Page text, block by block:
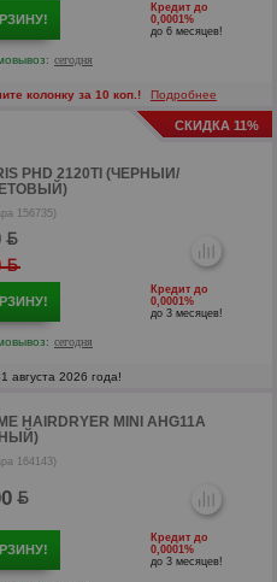
р
р
Кредит до
0,0001%
до 6 месяцев!
сегодня
колонку за 10 коп.! Подробнее
СКИДКА 11%
PHD 2120TI (ЧЕРНЫЙ/
156735)
Кредит до
0,0001%
до 3 месяцев!
сегодня
августа 2026 года!
НAIRDRYER MINI AHG11A
164143)
Кредит до
0,0001%
до 3 месяцев!